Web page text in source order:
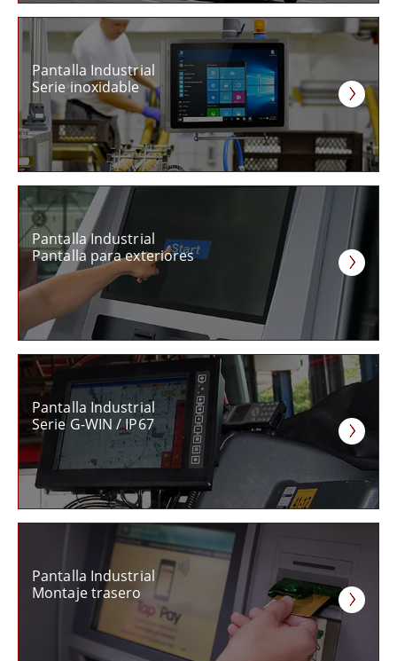
Pantalla Industrial
Serie inoxidable
Pantalla Industrial
Pantalla para exteriores
Pantalla Industrial
Serie G-WIN / IP67
Pantalla Industrial
Montaje trasero